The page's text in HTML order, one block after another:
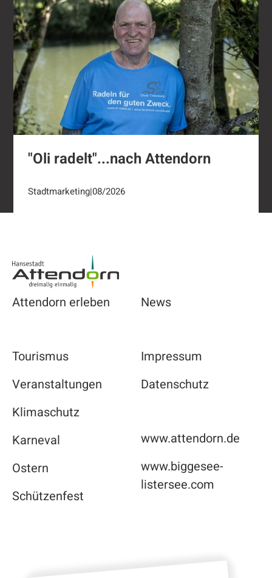
"Oli radelt"...nach Attendorn
Stadtmarketing|08/2026
Attendorn erleben
Tourismus
Veranstaltungen
Klimaschutz
Karneval
Ostern
Schützenfest
News
Impressum
Datenschutz
www.attendorn.de
www.biggesee-
listersee.com